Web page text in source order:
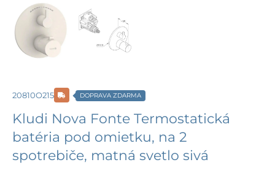
20810O215 DOPRAVA ZDARMA
Kludi Nova Fonte Termostatická
batéria pod omietku, na 2
spotrebiče, matná svetlo sivá